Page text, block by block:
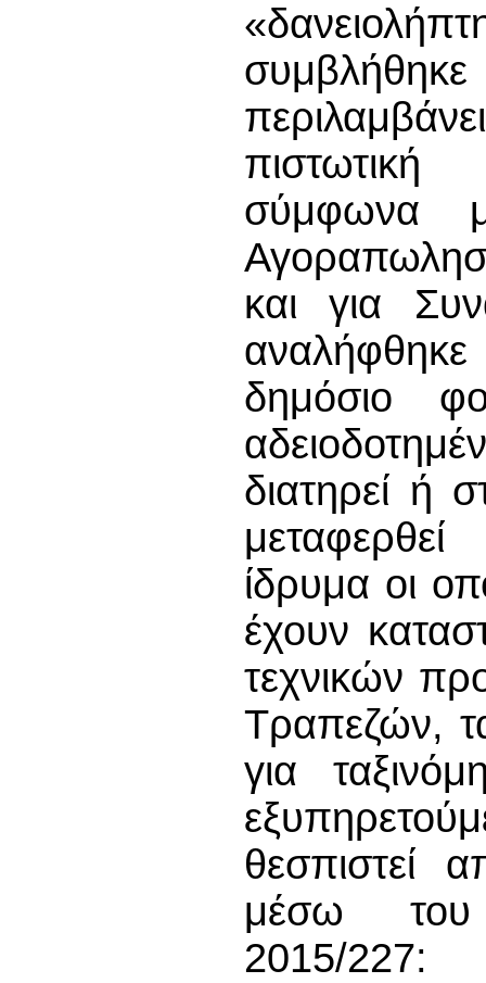
πιστωτική
σύμφωνα
και για
δημόσιο
διατηρεί ή
ίδρυμα οι
έχουν
τεχνικών
Τραπεζών,
για
θεσπιστεί
μέσω του
2015/227: